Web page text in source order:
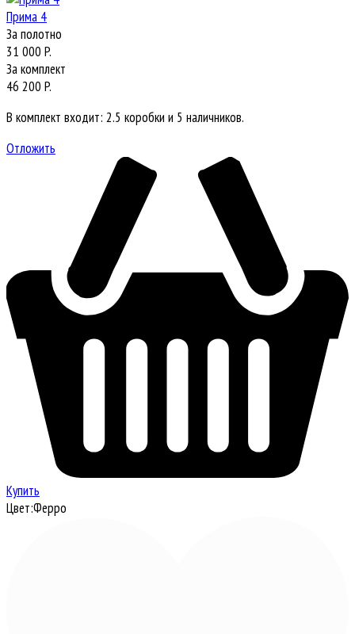
Прима 4
За полотно
31 000 P.
За комплект
46 200 P.
В комплект входит: 2.5 коробки и 5 наличников.
Отложить
Купить
Цвет:Ферро